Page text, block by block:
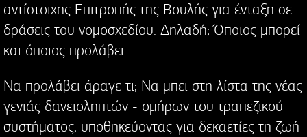
αντίστοιχης Επιτροπής της Βουλής για ένταξη σε
δράσεις του νομοσχεδίου. Δηλαδή; Όποιος μπορεί
και όποιος προλάβει.
Να προλάβει άραγε τι; Να μπει στη λίστα της νέας
γενιάς δανειοληπτών - ομήρων του τραπεζικού
συστήματος, υποθηκεύοντας για δεκαετίες τη ζωή